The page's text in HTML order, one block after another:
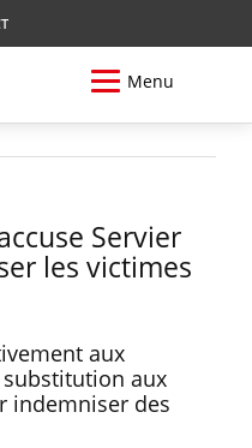
Menu
Servier
les victimes
aux
aux
indemniser des